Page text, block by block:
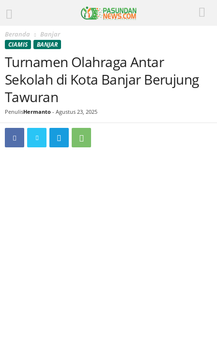
Beranda Banjar
CIAMIS BANJAR
Turnamen Olahraga Antar
Sekolah di Kota Banjar Berujung
Tawuran
PenulisHermanto - Agustus 23, 2025